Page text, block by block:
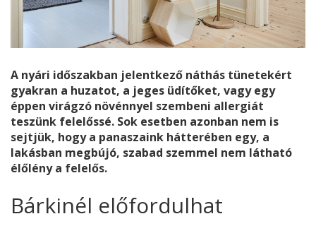
A nyári időszakban jelentkező náthás tünetekért
gyakran a huzatot, a jeges üdítőket, vagy egy
éppen virágzó növénnyel szembeni allergiát
teszünk felelőssé. Sok esetben azonban nem is
sejtjük, hogy a panaszaink hátterében egy, a
lakásban megbújó, szabad szemmel nem látható
élőlény a felelős.
Bárkinél előfordulhat